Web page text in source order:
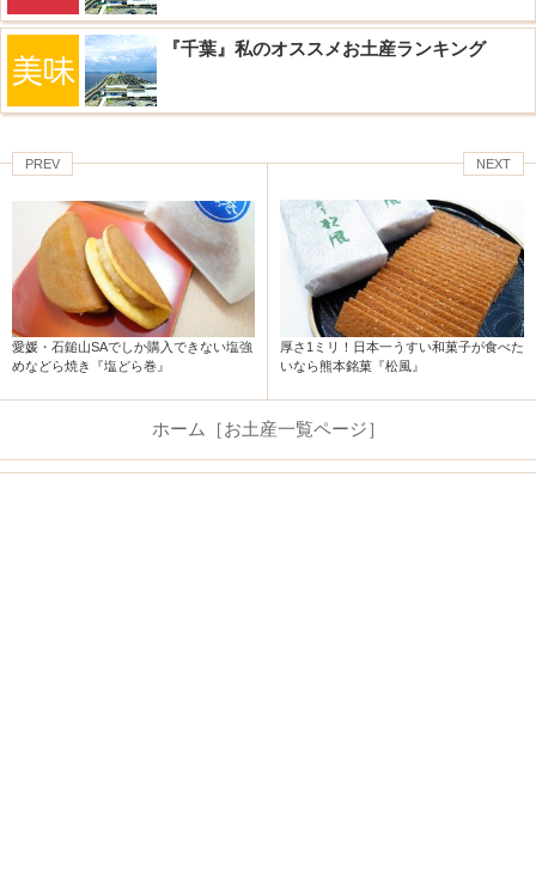
『千葉』私のオススメお土産ランキング
PREV
愛媛・石鎚山SAでしか購入できない塩強
めなどら焼き『塩どら巻』
NEXT
厚さ1ミリ！日本一うすい和菓子が食べた
いなら熊本銘菓『松風』
ホーム［お土産一覧ページ］